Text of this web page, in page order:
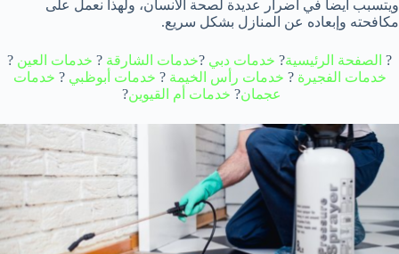
ويتسبب أيضاً في أضرار عديدة لصحة الأنسان، ولهذا نعمل على
مكافحته وإبعاده عن المنازل بشكل سريع.
? الصفحة الرئيسية? خدمات دبي ?خدمات الشارقة ? خدمات العين ?
خدمات الفجيرة ? خدمات رأس الخيمة ? خدمات أبوظبي ? خدمات
عجمان? خدمات أم القيوين?